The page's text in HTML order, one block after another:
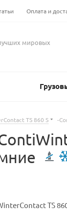
Оплата и
мировых
TS 860 S -